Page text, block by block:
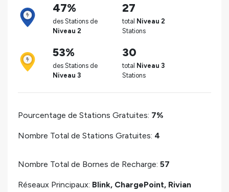
47%
des Stations de
Niveau 2
27
total Niveau 2
Stations
53%
des Stations de
Niveau 3
30
total Niveau 3
Stations
Pourcentage de Stations Gratuites: 7%
Nombre Total de Stations Gratuites: 4
Nombre Total de Bornes de Recharge: 57
Réseaux Principaux: Blink, ChargePoint, Rivian